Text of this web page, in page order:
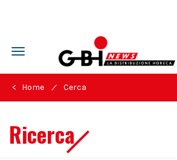
Toggle
navigation
< Home / Cerca
Ricerca